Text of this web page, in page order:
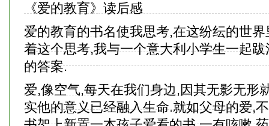
《爱的教育》读后感
爱的教育的书名使我思考,在这纷纭的世
着这个思考,我与一个意大利小学生一起
的答案.
爱,像空气,每天在我们身边,因其无影无形
实他的意义已经融入生命.就如父母的爱,